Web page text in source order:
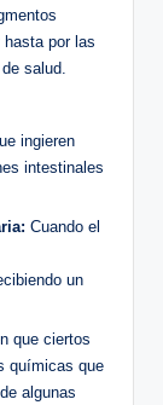
por las
salud.
ingieren
intestinales
Cuando el
un
que ciertos
químicas que
algunas